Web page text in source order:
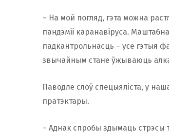
– На мой погляд, гэта можна
пандэміі каранавіруса.
падкантрольнасць – усе гэтыя
звычайным стане ўжываюць
Паводле слоў спецыяліста, у
пратэктары.
– Аднак спробы здымаць стрэсы